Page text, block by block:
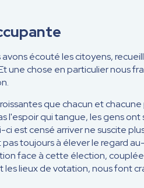
écouté les citoyens,
une chose en particulier nous
que chacun et
l'espoir qui tangue, les gens
est censé arriver ne suscite
toujours à élever le regard
face à cette élection,
les lieux de votation, nous font